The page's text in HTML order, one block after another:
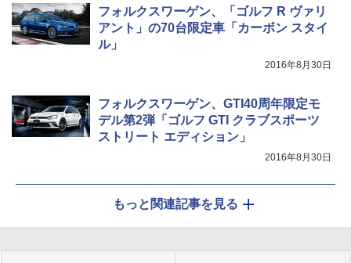
フォルクスワーゲン、「ゴルフ R ヴァリ
アント」の70台限定車「カーボン スタイ
ル」
2016年8月30日
フォルクスワーゲン、GTI40周年限定モ
デル第2弾「ゴルフ GTI クラブスポーツ
ストリート エディション」
2016年8月30日
もっと関連記事を見る